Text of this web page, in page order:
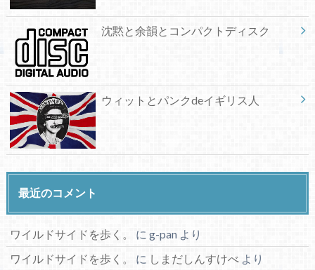
沈黙と余韻とコンパクトディスク
ウィットとパンクdeイギリス人
最近のコメント
ワイルドサイドを歩く。 に g-panより
ワイルドサイドを歩く。
に しまだしんすけべより